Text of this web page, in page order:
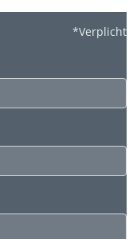
*Verplicht